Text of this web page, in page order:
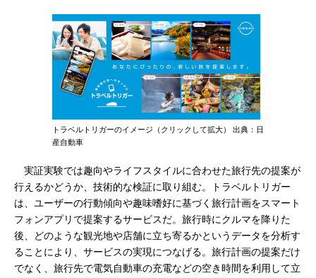
トラベルトリガーのイメージ（クリックして拡大） 出典：日
産自動車
実証実験では趣向やライフスタイルに合わせた旅行先の提案が
行えるかどうか、技術的な検証に取り組む。トラベルトリガー
は、ユーザーの行動傾向や趣味嗜好に基づく旅行計画をスマート
フォンアプリで提案するサービスだ。旅行時にクルマを降りた
後、どのような観光地や店舗に立ち寄るかというデータを分析す
ることにより、サービスの実現につなげる。旅行計画の提案だけ
でなく、旅行先で電気自動車の充電などの空き時間を利用して立